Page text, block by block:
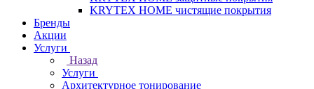
KRYTEX HOME чистящие покрытия
Бренды
Акции
Услуги
Назад
Услуги
Архитектурное тонирование